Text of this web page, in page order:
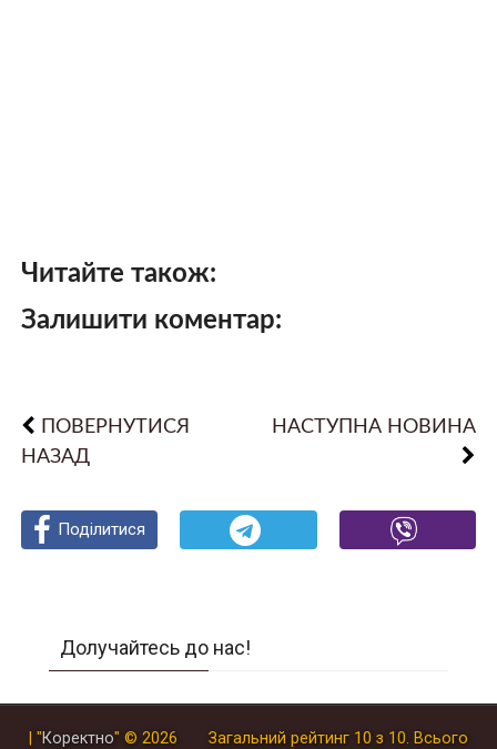
Читайте також:
Залишити коментар:
ПОВЕРНУТИСЯ
НАЗАД
НАСТУПНА НОВИНА
Поділитися
Поділитися
Поділитися
Долучайтесь до нас!
| "Коректно" © 2026 Загальний рейтинг 10 з 10. Всього